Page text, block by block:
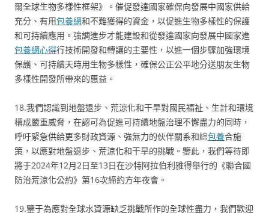
爾全球生物多樣性框架》。催促發達國家確保向發展中國家供給
充分、有用包養網和不難獲得的資金，以促進生物多樣性的保護
和可持續應用。強調進步才能建設和從發達國家向發展中國家進
包養網心得行技術開發和轉讓的主要性，以進一個步驟加強環境
保護、可持續天時用生物多樣性，確保公正公平地分送朋友生物
多樣性開發所帶來的惠益。
18.我們認識到地盤退步、荒涼化和干旱對國民福祉、生計和環境
構成嚴重威脅，在認可為促進可持續地盤治理不懈盡力的同時，
呼吁緊急供給更多財政資源、強無力的伙伴關系和綜包養合施
策，以應對地盤退步、荒涼化和干旱的挑戰。鑒此，我們等待即
將于2024年12月2日至13日在沙特阿拉伯利雅得舉行的《聯合國
防治荒涼化公約》第16次締約方年夜會。
19.鑒于為應對全球水資源缺乏挑戰所作的全球性盡力，我們歡迎